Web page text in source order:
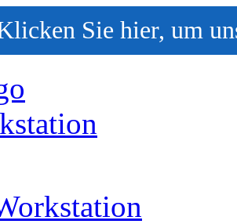
Sie hier, um